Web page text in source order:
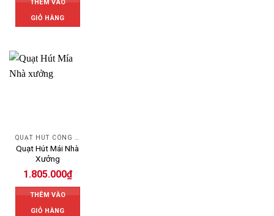
THÊM VÀO
GIỎ HÀNG
Quạt Hút Mái Nhà
Xưởng
1.805.000₫
THÊM VÀO
GIỎ HÀNG